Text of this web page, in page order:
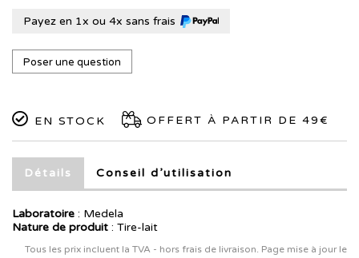
Payez en 1x ou 4x sans frais
Poser une question
EN STOCK OFFERT À PARTIR DE 49€
Détails Conseil d’utilisation
Laboratoire : Medela
Nature de produit : Tire-lait
Tous les prix incluent la TVA - hors frais de livraison. Page mise à jour le